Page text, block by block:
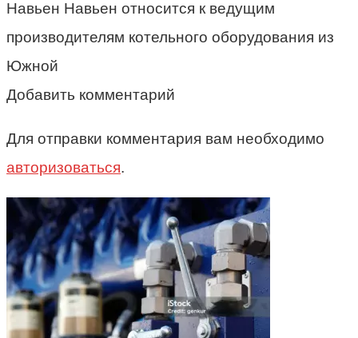
Навьен Навьен относится к ведущим
производителям котельного оборудования из
Южной
Добавить комментарий
Для отправки комментария вам необходимо
авторизоваться.